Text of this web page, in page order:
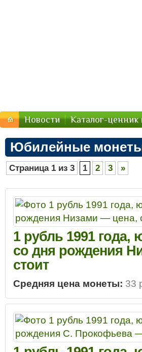
Новости Каталог-ценник
Юбилейные
Страница 1 из 3 1 2 3 »
1 рубль 1991
со дня рождения
стоит
Средняя цена монеты: 33